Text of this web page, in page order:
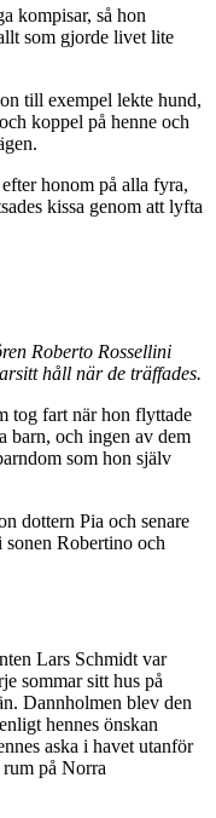
kompisar, så hon
som gjorde livet lite
till exempel lekte hund,
koppel på henne och
honom på alla fyra,
kissa genom att lyfta
Roberto Rossellini
håll när de träffades.
tog fart när hon flyttade
barn, och ingen av dem
som hon själv
dottern Pia och senare
sonen Robertino och
Lars Schmidt var
sommar sitt hus på
Dannholmen blev den
hennes önskan
aska i havet utanför
rum på Norra